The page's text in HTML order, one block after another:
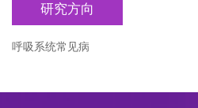
研究方向
呼吸系统常见病